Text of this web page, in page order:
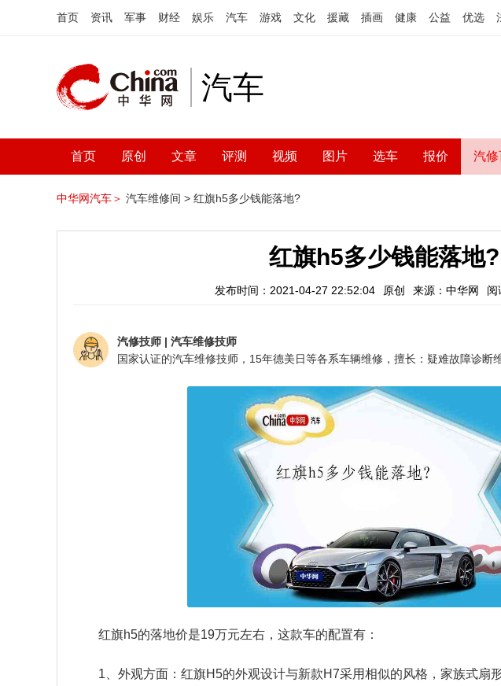
首页 资讯 军事 财经 娱乐 汽车 游戏 文化 援藏 插画 健康 公益 优选
汽车
首页 原创 文章 评测 视频 图片 选车 报价 汽
中华网汽车＞ 汽车维修间 > 红旗h5多少钱能落地?
红旗h5多少钱能落地?
发布时间：2021-04-27 22:52:04 原创 来源：中华网 阅
汽修技师 | 汽车维修技师
红旗h5的落地价是19万元左右，这款车的配置有：
1、外观方面：红旗H5的外观设计与新款H7采用相似的风格，家族式扇